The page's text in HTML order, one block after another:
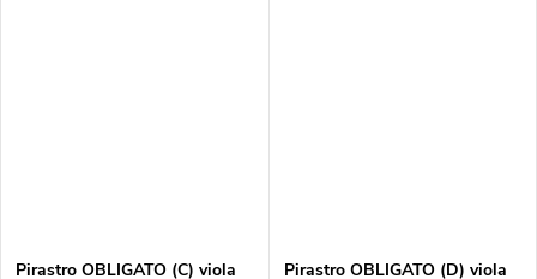
Pirastro OBLIGATO (C) viola
Pirastro OBLIGATO (D) viola